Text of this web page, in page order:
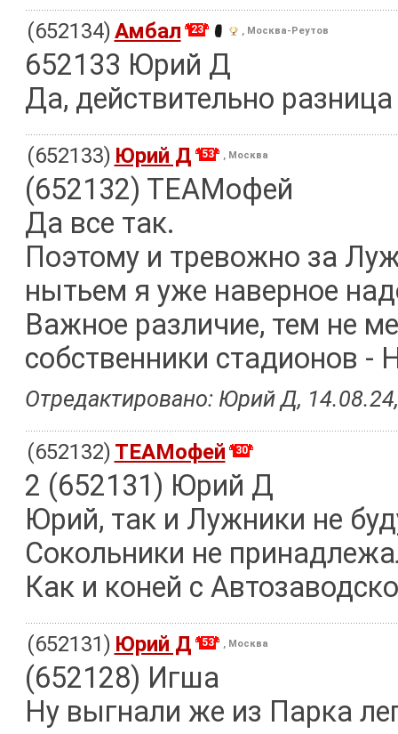
(652134)Амбал 23 , Москва-Реутов
652133 Юрий Д
Да, действительно
(652133) Юрий Д 53 , Москва
(652132) TEAMофей
Да все так.
Поэтому и тревожно за
нытьем я уже наверное
Важное различие, тем не
собственники стадионов
Отредактировано: Юрий Д,
(652132) TEAMофей 30
2 (652131) Юрий Д
Юрий, так и Лужники не
Сокольники не
Как и коней с
(652131) Юрий Д 53 , Москва
(652128) Игша
Ну выгнали же из Парка